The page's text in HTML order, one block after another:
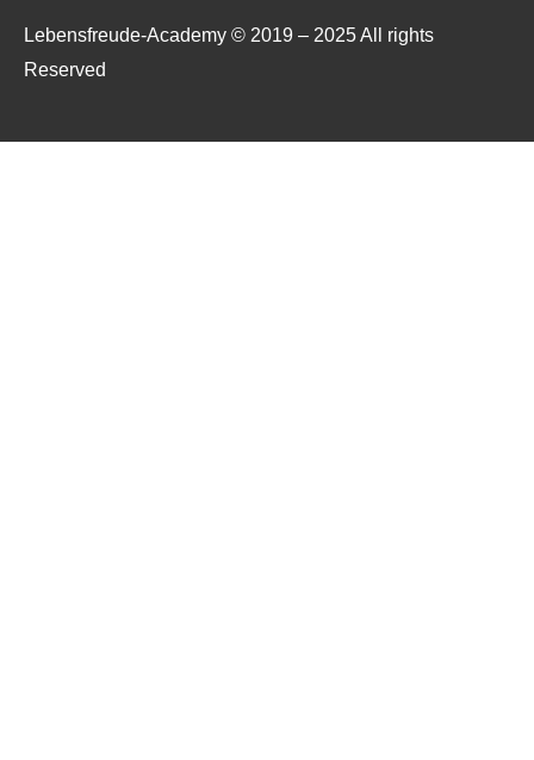
Lebensfreude-Academy © 2019 – 2025 All rights
Reserved